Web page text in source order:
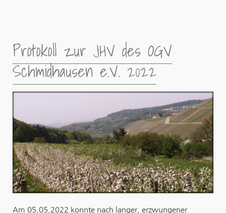
Protokoll zur JHV des OGV
Schmidhausen e.V. 2022
Am 05.05.2022 konnte nach langer, erzwungener